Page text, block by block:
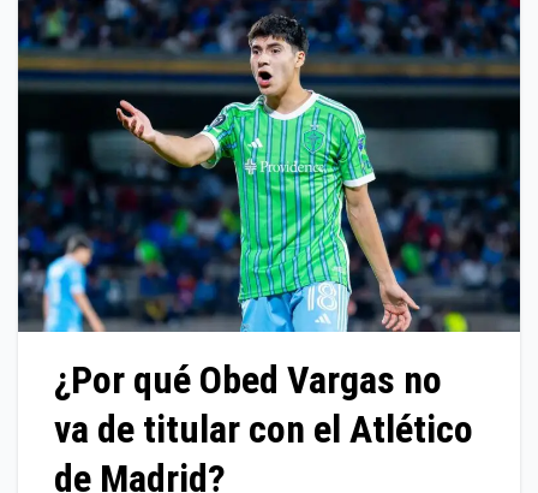
¿Por qué Obed Vargas no
va de titular con el Atlético
de Madrid?